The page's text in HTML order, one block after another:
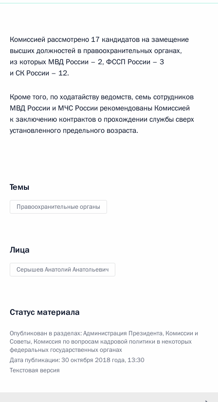
Комиссией рассмотрено 17 кандидатов на замещение
высших должностей в правоохранительных органах,
из которых МВД России – 2, ФССП России – 3
и СК России – 12.
Кроме того, по ходатайству ведомств, семь сотрудников
МВД России и МЧС России рекомендованы Комиссией
к заключению контрактов о прохождении службы сверх
установленного предельного возраста.
Темы
Правоохранительные органы
Лица
Серышев Анатолий Анатольевич
Статус материала
Опубликован в разделах:Администрация Президента, Комиссии и
Советы, Комиссия по вопросам кадровой политики в некоторых
федеральных государственных органах
Дата публикации:30 октября 2018 года, 13:30
Текстовая версия